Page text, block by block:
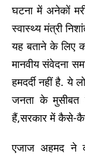
घटना में अनेकों
स्वास्थ्य मंत्री
यह बताने के लिए
मानवीय संवेदना
हमदर्दी नहीं है. ये
जनता के
हैं,सरकार में कैसे-
एजाज अहमद ने